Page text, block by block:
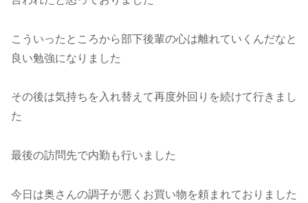
こういったところから部下後輩の心は離れていくんだなと
良い勉強になりました
その後は気持ちを入れ替えて再度外回りを続けて行きまし
た
最後の訪問先で内勤も行いました
今日は奥さんの調子が悪くお買い物を頼まれておりました